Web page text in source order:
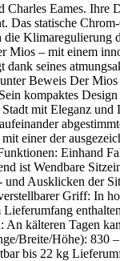
Eames. Ihre
statische
Klimaregulierung
Mios – mit einem
seines
Beweis Der
kompaktes
mit Eleganz
einer der
Einhand
ist Wendbare
Ausklicken der
Griff: In
kälteren Tagen
Breite/Höhe): 830
bis 22 kg